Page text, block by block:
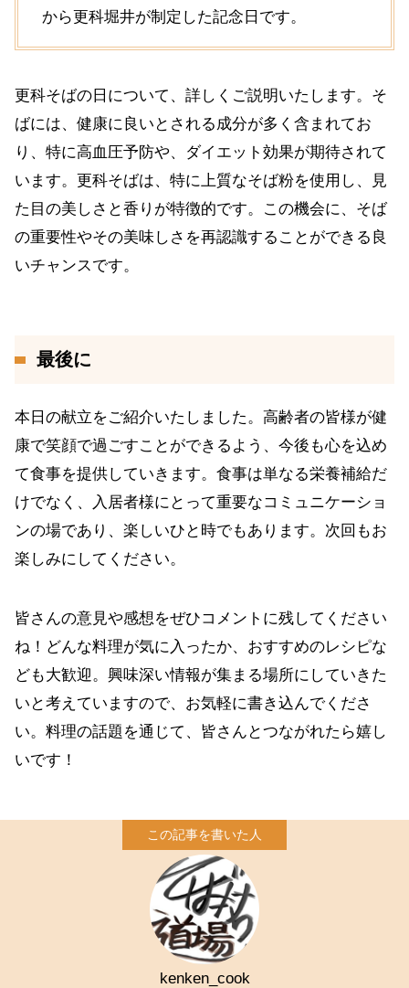
から更科堀井が制定した記念日です。
更科そばの日について、詳しくご説明いたします。そ
ばには、健康に良いとされる成分が多く含まれてお
り、特に高血圧予防や、ダイエット効果が期待されて
います。更科そばは、特に上質なそば粉を使用し、見
た目の美しさと香りが特徴的です。この機会に、そば
の重要性やその美味しさを再認識することができる良
いチャンスです。
最後に
本日の献立をご紹介いたしました。高齢者の皆様が健
康で笑顔で過ごすことができるよう、今後も心を込め
て食事を提供していきます。食事は単なる栄養補給だ
けでなく、入居者様にとって重要なコミュニケーショ
ンの場であり、楽しいひと時でもあります。次回もお
楽しみにしてください。
皆さんの意見や感想をぜひコメントに残してください
ね！どんな料理が気に入ったか、おすすめのレシピな
ども大歓迎。興味深い情報が集まる場所にしていきた
いと考えていますので、お気軽に書き込んでくださ
い。料理の話題を通じて、皆さんとつながれたら嬉し
いです！
kenken_cook